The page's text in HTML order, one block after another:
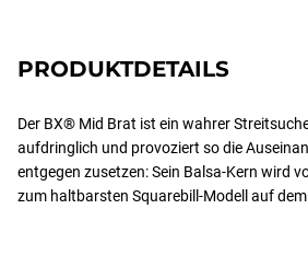
PRODUKTDETAILS
Der BX® Mid Brat ist ein wahrer
aufdringlich und provoziert so die
entgegen zusetzen: Sein Balsa-Kern wird
zum haltbarsten Squarebill-Modell auf